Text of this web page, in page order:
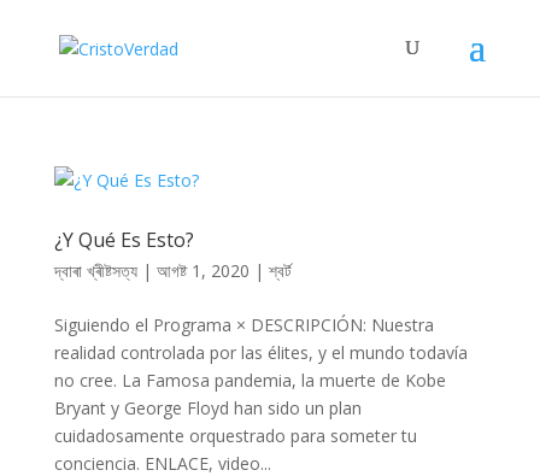
¿Y Qué Es Esto?
দ্বাৰা খ্ৰীষ্টসত্য| আগষ্ট 1, 2020 |শ্বৰ্ট
Siguiendo el Programa × DESCRIPCIÓN: Nuestra
realidad controlada por las élites, y el mundo todavía
no cree. La Famosa pandemia, la muerte de Kobe
Bryant y George Floyd han sido un plan
cuidadosamente orquestrado para someter tu
conciencia. ENLACE, video...